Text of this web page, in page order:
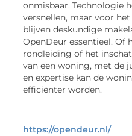
onmisbaar. Technologie
versnellen, maar voor
blijven deskundige
OpenDeur essentieel. Of
rondleiding of het
van een woning, met de
en expertise kan de
efficiënter worden.
https://opendeur.nl/